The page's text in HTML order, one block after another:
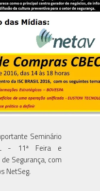
Seminário
- 11ª Feira e
Segurança, com
NetSeg.